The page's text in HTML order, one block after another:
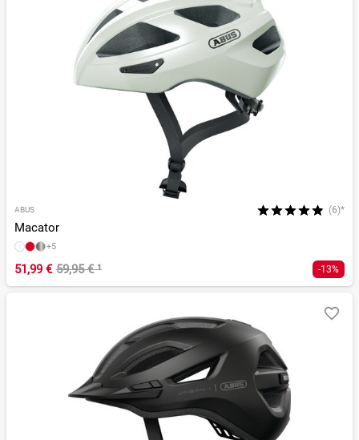
ABUS (6)*
Macator
+5
51,99 € 59,95 €¹ -13%